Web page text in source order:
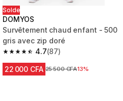
Solde
DOMYOS
Survêtement chaud enfant - 500
gris avec zip doré
4.7
4.7 out of 5 stars from 87 reviews
(87)
22 000 CFA Prix avant réduction
25 500 CFA13%